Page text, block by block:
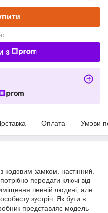
з
Оплата Умови
кодовим замком, настінний.
передати ключі від
певній людині, але
зустріч. Як бути в
представляє модель